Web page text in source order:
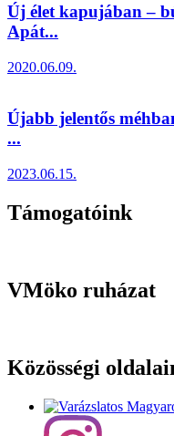
Új élet kapujában –
Apát...
2020.06.09.
Újabb jelentős
...
2023.06.15.
Támogatóink
VMöko ruházat
Közösségi